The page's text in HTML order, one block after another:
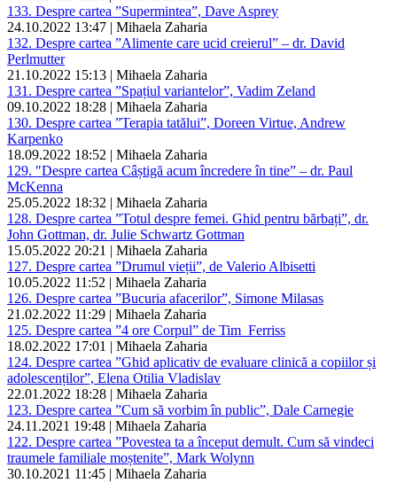
133. Despre cartea ”Supermintea”, Dave Asprey
24.10.2022 13:47 | Mihaela Zaharia
132. Despre cartea ”Alimente care ucid creierul” – dr. David
Perlmutter
21.10.2022 15:13 | Mihaela Zaharia
131. Despre cartea ”Spațiul variantelor”, Vadim Zeland
09.10.2022 18:28 | Mihaela Zaharia
130. Despre cartea ”Terapia tatălui”, Doreen Virtue, Andrew
Karpenko
18.09.2022 18:52 | Mihaela Zaharia
129. "Despre cartea Câștigă acum încredere în tine” – dr. Paul
McKenna
25.05.2022 18:32 | Mihaela Zaharia
128. Despre cartea ”Totul despre femei. Ghid pentru bărbați”, dr.
John Gottman, dr. Julie Schwartz Gottman
15.05.2022 20:21 | Mihaela Zaharia
127. Despre cartea ”Drumul vieții”, de Valerio Albisetti
10.05.2022 11:52 | Mihaela Zaharia
126. Despre cartea ”Bucuria afacerilor”, Simone Milasas
21.02.2022 11:29 | Mihaela Zaharia
125. Despre cartea ”4 ore Corpul” de Tim Ferriss
18.02.2022 17:01 | Mihaela Zaharia
124. Despre cartea ”Ghid aplicativ de evaluare clinică a copiilor și
adolescenților”, Elena Otilia Vladislav
22.01.2022 18:28 | Mihaela Zaharia
123. Despre cartea ”Cum să vorbim în public”, Dale Carnegie
24.11.2021 19:48 | Mihaela Zaharia
122. Despre cartea ”Povestea ta a început demult. Cum să vindeci
traumele familiale moștenite”, Mark Wolynn
30.10.2021 11:45 | Mihaela Zaharia